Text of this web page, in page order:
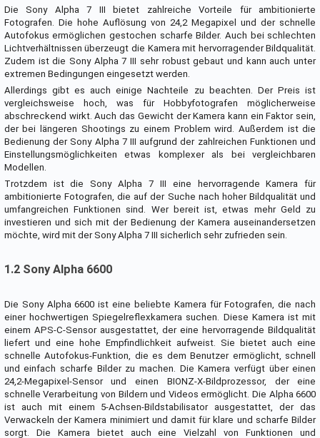
Die Sony Alpha 7 III bietet zahlreiche Vorteile für ambitionierte
Fotografen. Die hohe Auflösung von 24,2 Megapixel und der schnelle
Autofokus ermöglichen gestochen scharfe Bilder. Auch bei schlechten
Lichtverhältnissen überzeugt die Kamera mit hervorragender Bildqualität.
Zudem ist die Sony Alpha 7 III sehr robust gebaut und kann auch unter
extremen Bedingungen eingesetzt werden.
Allerdings gibt es auch einige Nachteile zu beachten. Der Preis ist
vergleichsweise hoch, was für Hobbyfotografen möglicherweise
abschreckend wirkt. Auch das Gewicht der Kamera kann ein Faktor sein,
der bei längeren Shootings zu einem Problem wird. Außerdem ist die
Bedienung der Sony Alpha 7 III aufgrund der zahlreichen Funktionen und
Einstellungsmöglichkeiten etwas komplexer als bei vergleichbaren
Modellen.
Trotzdem ist die Sony Alpha 7 III eine hervorragende Kamera für
ambitionierte Fotografen, die auf der Suche nach hoher Bildqualität und
umfangreichen Funktionen sind. Wer bereit ist, etwas mehr Geld zu
investieren und sich mit der Bedienung der Kamera auseinandersetzen
möchte, wird mit der Sony Alpha 7 III sicherlich sehr zufrieden sein.
1.2 Sony Alpha 6600
Die Sony Alpha 6600 ist eine beliebte Kamera für Fotografen, die nach
einer hochwertigen Spiegelreflexkamera suchen. Diese Kamera ist mit
einem APS-C-Sensor ausgestattet, der eine hervorragende Bildqualität
liefert und eine hohe Empfindlichkeit aufweist. Sie bietet auch eine
schnelle Autofokus-Funktion, die es dem Benutzer ermöglicht, schnell
und einfach scharfe Bilder zu machen. Die Kamera verfügt über einen
24,2-Megapixel-Sensor und einen BIONZ-X-Bildprozessor, der eine
schnelle Verarbeitung von Bildern und Videos ermöglicht. Die Alpha 6600
ist auch mit einem 5-Achsen-Bildstabilisator ausgestattet, der das
Verwackeln der Kamera minimiert und damit für klare und scharfe Bilder
sorgt. Die Kamera bietet auch eine Vielzahl von Funktionen und